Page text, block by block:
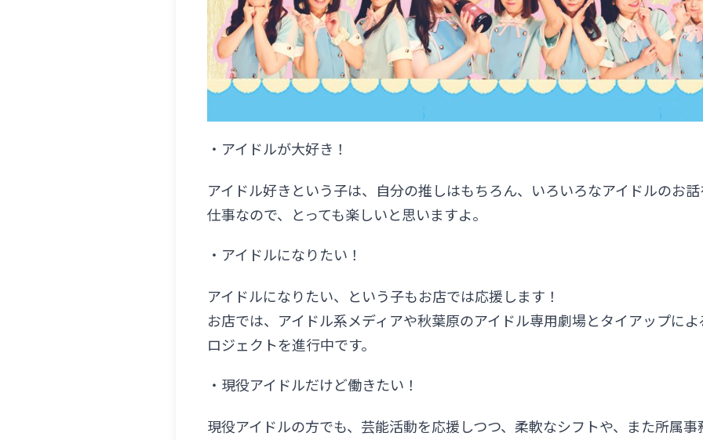
・アイドルが大好き！
アイドル好きという子は、自分の推しはもちろん、いろいろなアイドルのお
仕事なので、とっても楽しいと思いますよ。
・アイドルになりたい！
アイドルになりたい、という子もお店では応援します！
お店では、アイドル系メディアや秋葉原のアイドル専用劇場とタイアップに
ロジェクトを進行中です。
・現役アイドルだけど働きたい！
現役アイドルの方でも、芸能活動を応援しつつ、柔軟なシフトや、また所属